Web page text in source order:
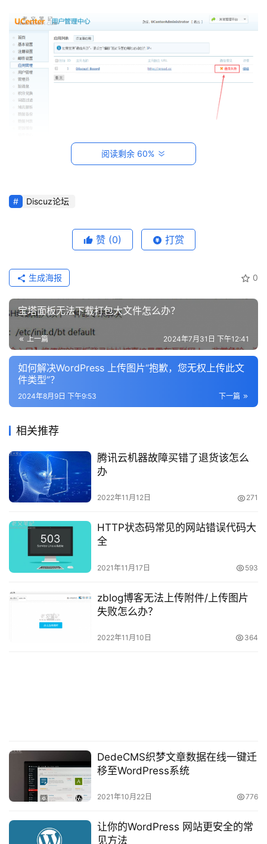
相
关
建
站
知
识
游
略
知
识
问
在
线
工
具
注册
但发现应用管理中显示“通讯失败
”，这时候我们重新建
首先，我们点击旁边的编辑，然后复制通讯密钥。
中的通讯密钥更新一下。
更新之后，发现UCenter用户管理中心的通讯就正常
阅读剩余 60%
Discuz论坛
赞 (0) 打赏
0
生成海报
宝塔面板无法下载打包大文件怎么办？
上一篇 2024年7月31日 下午12:41
如何解决WordPress 上传图片“抱歉，您无权上传此文
件类型”？
下一篇
2024年8月9日 下午9:53
相关推荐
腾讯云机器故障买错了退货该怎么
办
2022年11月12日 271
HTTP状态码常见的网站错误代码大
全
2021年11月17日 593
zblog博客无法上传附件/上传图片
失败怎么办？
2022年11月10日 364
DedeCMS织梦文章数据在线一键迁
移至WordPress系统
2021年10月22日 776
让你的WordPress 网站更安全的常
见方法